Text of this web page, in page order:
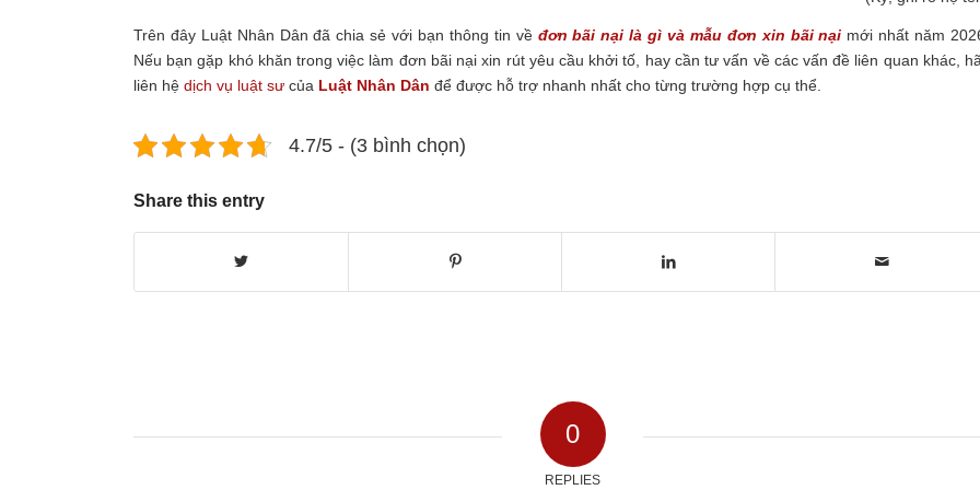
Trên đây Luật Nhân Dân đã chia sẻ với bạn thông tin về đơn bãi nại là gì và mẫu đơn xin bãi nại mới nhất năm
Nếu bạn gặp khó khăn trong việc làm đơn bãi nại xin rút yêu cầu khởi tố, hay cần tư vấn về các vấn đề liên quan khác,
liên hệ dịch vụ luật sư của Luật Nhân Dân để được hỗ trợ nhanh nhất cho từng trường hợp cụ thể.
4.7/5 - (3 bình chọn)
Share this entry
0
REPLIES